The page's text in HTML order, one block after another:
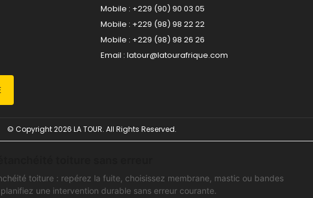
Mobile : +229 (90) 90 03 05
Mobile : +229 (98) 98 22 22
Mobile : +229 (98) 98 26 26
Email : latour@latourafrique.com
© Copyright 2026 LA TOUR. All Rights Reserved.
toiture : repérez la fuite, choisissez membrane, mastic ou bandes
une intervention durable sans erreur courante.